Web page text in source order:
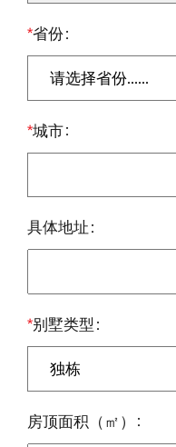
*省份
*城市
具体地址
*别墅类型
房顶面积（㎡）